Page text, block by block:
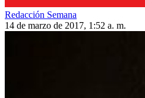
Redacción Semana
14 de marzo de 2017, 1:52 a. m.